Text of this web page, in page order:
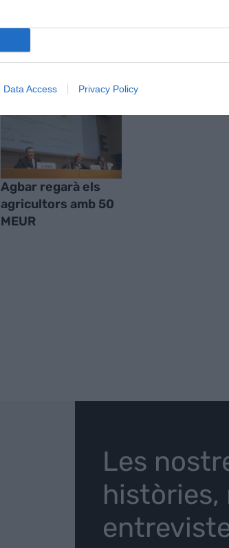
Data Access Privacy Policy
Agbar regarà els
agricultors amb 50
MEUR
Les
històries,